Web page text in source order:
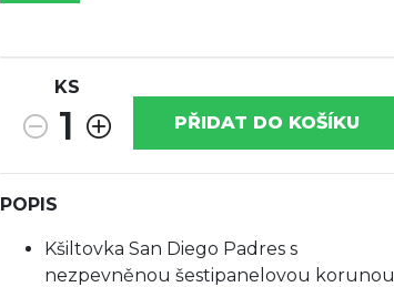
KS
1 PŘIDAT DO KOŠÍKU
POPIS
Kšiltovka San Diego Padres s
nezpevněnou šestipanelovou korunou